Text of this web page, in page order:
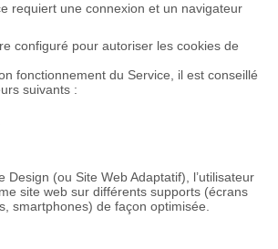
requiert une connexion et un navigateur
configuré pour autoriser les cookies de
fonctionnement du Service, il est conseillé
suivants :
Design (ou Site Web Adaptatif), l’utilisateur
site web sur différents supports (écrans
smartphones) de façon optimisée.